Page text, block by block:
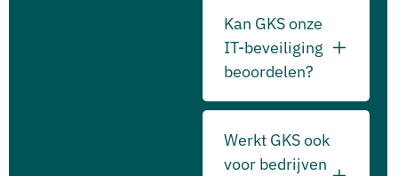
Kan GKS onze
IT-beveiliging
beoordelen?
Werkt GKS ook
voor bedrijven